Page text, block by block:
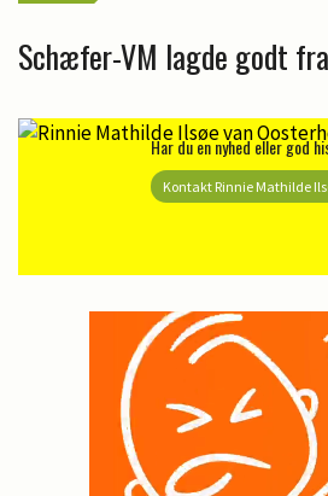
Schæfer-VM lagde godt
Har du en nyhed eller god
Kontakt Rinnie Mathilde